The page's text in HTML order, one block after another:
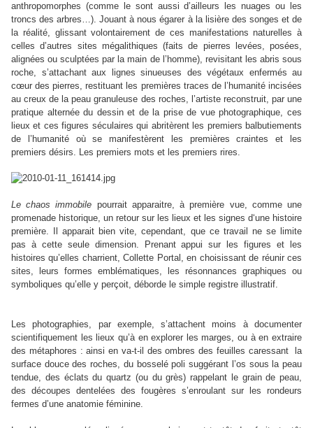
anthropomorphes (comme le sont aussi d’ailleurs les nuages ou les
troncs des arbres…). Jouant à nous égarer à la lisière des songes et de
la réalité, glissant volontairement de ces manifestations naturelles à
celles d’autres sites mégalithiques (faits de pierres levées, posées,
alignées ou sculptées par la main de l’homme), revisitant les abris sous
roche, s’attachant aux lignes sinueuses des végétaux enfermés au
cœur des pierres, restituant les premières traces de l’humanité incisées
au creux de la peau granuleuse des roches, l’artiste reconstruit, par une
pratique alternée du dessin et de la prise de vue photographique, ces
lieux et ces figures séculaires qui abritèrent les premiers balbutiements
de l’humanité où se manifestèrent les premières craintes et les
premiers désirs. Les premiers mots et les premiers rires.
Le chaos immobile pourrait apparaitre, à première vue, comme une
promenade historique, un retour sur les lieux et les signes d‘une histoire
première. Il apparait bien vite, cependant, que ce travail ne se limite
pas à cette seule dimension. Prenant appui sur les figures et les
histoires qu’elles charrient, Collette Portal, en choisissant de réunir ces
sites, leurs formes emblématiques, les résonnances graphiques ou
symboliques qu’elle y perçoit, déborde le simple registre illustratif.
Les photographies, par exemple, s’attachent moins à documenter
scientifiquement les lieux qu’à en explorer les marges, ou à en extraire
des métaphores : ainsi en va-t-il des ombres des feuilles caressant la
surface douce des roches, du bosselé poli suggérant l’os sous la peau
tendue, des éclats du quartz (ou du grès) rappelant le grain de peau,
des découpes dentelées des fougères s’enroulant sur les rondeurs
fermes d’une anatomie féminine.